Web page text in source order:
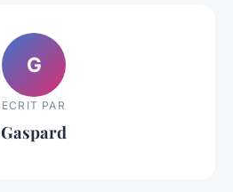
G
ECRIT PAR
Gaspard